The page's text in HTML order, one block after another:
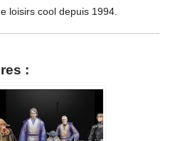
loisirs cool depuis 1994.
: